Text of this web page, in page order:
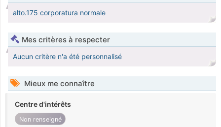
alto.175 corporatura normale
Mes critères à respecter
Aucun critère n'a été personnalisé
Mieux me connaître
Centre d'intérêts
Non renseigné